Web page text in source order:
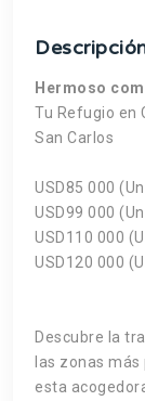
Hermoso
Tu Refugio en
San Carlos
USD85 000
USD99 000
USD110 000
USD120 000
Descubre la
las zonas
esta